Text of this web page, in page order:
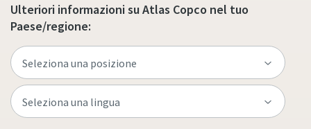
Ulteriori informazioni su Atlas Copco nel tuo
Paese/regione: